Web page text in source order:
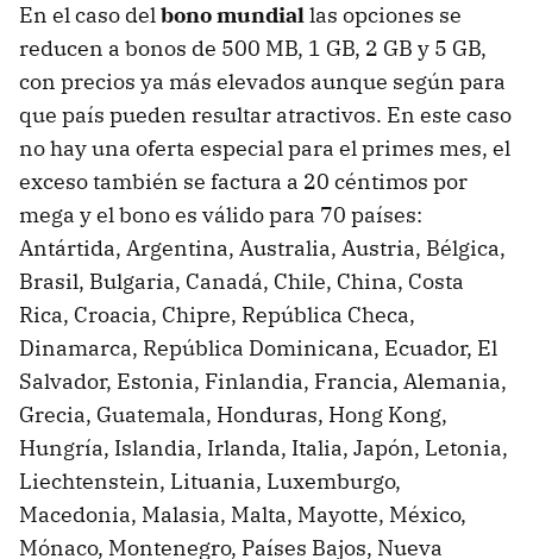
En el caso delbono mundiallas opciones se
reducen a bonos de 500 MB, 1 GB, 2 GB y 5 GB,
con precios ya más elevados aunque según para
que país pueden resultar atractivos. En este caso
no hay una oferta especial para el primes mes, el
exceso también se factura a 20 céntimos por
mega y el bono es válido para 70 países:
Antártida, Argentina, Australia, Austria, Bélgica,
Brasil, Bulgaria, Canadá, Chile, China, Costa
Rica, Croacia, Chipre, República Checa,
Dinamarca, República Dominicana, Ecuador, El
Salvador, Estonia, Finlandia, Francia, Alemania,
Grecia, Guatemala, Honduras, Hong Kong,
Hungría, Islandia, Irlanda, Italia, Japón, Letonia,
Liechtenstein, Lituania, Luxemburgo,
Macedonia, Malasia, Malta, Mayotte, México,
Mónaco, Montenegro, Países Bajos, Nueva